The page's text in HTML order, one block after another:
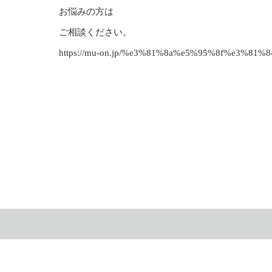
お悩みの方は
ご相談ください。
https://mu-on.jp/